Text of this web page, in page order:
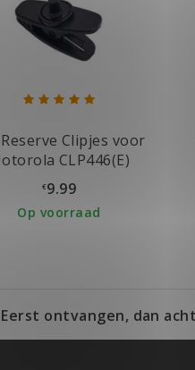
Clipjes voor
CLP446(E)
€9.99
Op voorraad
Eerst ontvangen, dan